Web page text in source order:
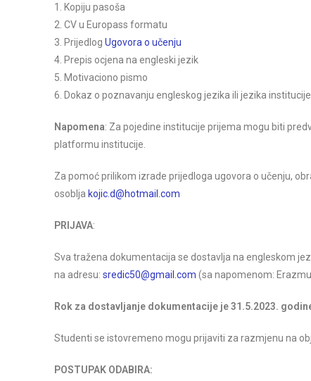
1. Kopiju pasoša
2. CV u Europass formatu
3. PrijedlogUgovora o učenju
4. Prepis ocjena na engleski jezik
5. Motivaciono pismo
6. Dokaz o poznavanju engleskog jezika ili jezika
Napomena: Za pojedine institucije prijema mogu biti
platformu institucije.
Za pomoć prilikom izrade prijedloga ugovora o učenju,
osoblja kojic.d@hotmail.com
PRIJAVA:
Sva tražena dokumentacija se dostavlja na engleskom
na adresu:sredic50@gmail.com (sa napomenom:
Rok za dostavljanje dokumentacije je 31.5.2023.
Studenti se istovremeno mogu prijaviti za razmjenu na
POSTUPAK ODABIRA: